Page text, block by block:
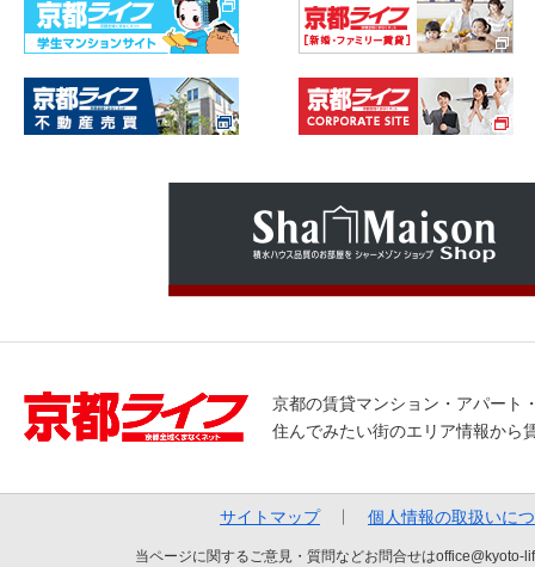
京都の賃貸マンション・アパート
住んでみたい街のエリア情報から
サイトマップ 個人情報の取扱いに
当ページに関するご意見・質問などお問合せは